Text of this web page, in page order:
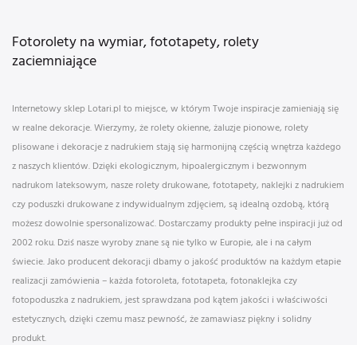
Fotorolety na wymiar, fototapety, rolety
zaciemniające
Internetowy sklep Lotari.pl to miejsce, w którym Twoje inspiracje zamieniają się
w realne dekoracje. Wierzymy, że rolety okienne, żaluzje pionowe, rolety
plisowane i dekoracje z nadrukiem stają się harmonijną częścią wnętrza każdego
z naszych klientów. Dzięki ekologicznym, hipoalergicznym i bezwonnym
nadrukom lateksowym, nasze rolety drukowane, fototapety, naklejki z nadrukiem
czy poduszki drukowane z indywidualnym zdjęciem, są idealną ozdobą, którą
możesz dowolnie spersonalizować. Dostarczamy produkty pełne inspiracji już od
2002 roku. Dziś nasze wyroby znane są nie tylko w Europie, ale i na całym
świecie. Jako producent dekoracji dbamy o jakość produktów na każdym etapie
realizacji zamówienia – każda fotoroleta, fototapeta, fotonaklejka czy
fotopoduszka z nadrukiem, jest sprawdzana pod kątem jakości i właściwości
estetycznych, dzięki czemu masz pewność, że zamawiasz piękny i solidny
produkt.